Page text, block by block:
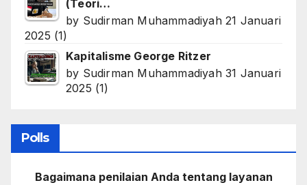
(Teori…
by Sudirman Muhammadiyah 21 Januari
2025 (1)
Kapitalisme George Ritzer
by Sudirman Muhammadiyah 31 Januari
2025 (1)
Polls
Bagaimana penilaian Anda tentang layanan